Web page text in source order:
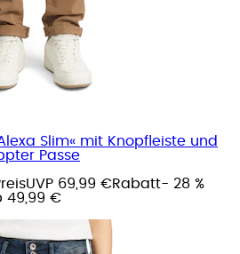
Slim« mit Knopfleiste und
Passe
UVP 69,99 €Rabatt- 28 %
49,99 €